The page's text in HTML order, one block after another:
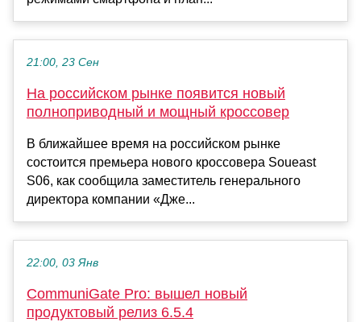
21:00, 23 Сен
На российском рынке появится новый
полноприводный и мощный кроссовер
В ближайшее время на российском рынке
состоится премьера нового кроссовера Soueast
S06, как сообщила заместитель генерального
директора компании «Дже...
22:00, 03 Янв
CommuniGate Pro: вышел новый
продуктовый релиз 6.5.4